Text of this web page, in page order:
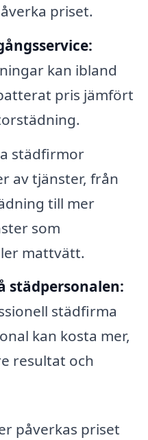
priset.
kan ibland
pris jämfört
städfirmor
av tjänster, från
till mer
som
mattvätt.
städpersonalen:
städfirma
kan kosta mer,
resultat och
påverkas priset